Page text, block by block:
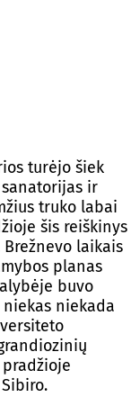
turėjo šiek
ir
truko labai
šis reiškinys
laikais
planas
buvo
niekada